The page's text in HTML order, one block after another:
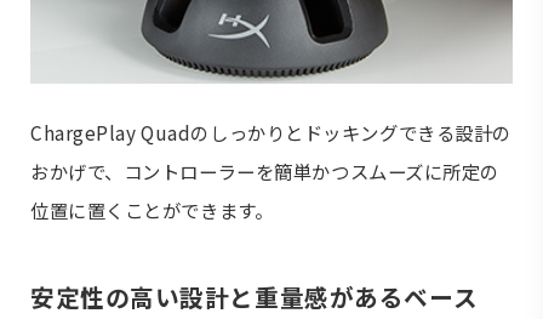
ChargePlay Quadのしっかりとドッキングできる設計の
おかげで、コントローラーを簡単かつスムーズに所定の
位置に置くことができます。
安定性の高い設計と重量感があるベース